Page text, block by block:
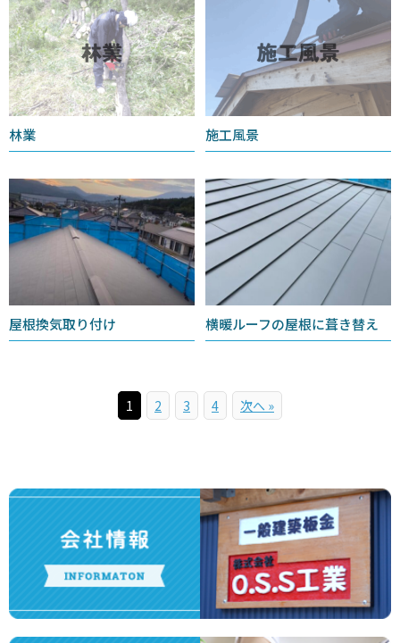
林業 施工風景
屋根換気取り付け 横暖ルーフの屋根に葺き替え
1 2 3 4 次へ »